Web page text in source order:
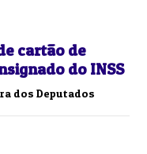
cartão de
do INSS
dos Deputados